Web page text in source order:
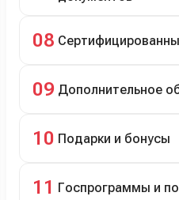
08
технический ремонт.
09 Дополнительное
10 Подарки и бонусы
программе лояльности.
11 Госпрограммы и